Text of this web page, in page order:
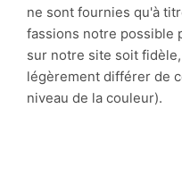
ne sont fournies qu'à
fassions notre possible
sur notre site soit
légèrement différer de
niveau de la couleur).